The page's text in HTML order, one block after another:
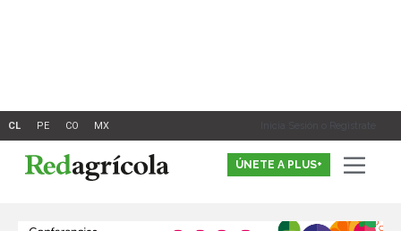
Inicia Sesión o Registrate
ÚNETE A PLUS+